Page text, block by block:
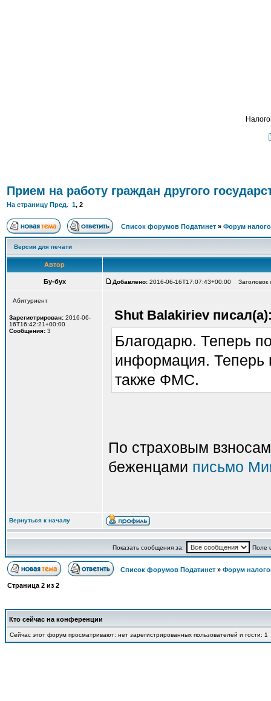
Прием на работу граждан другого
На страницу Пред. 1, 2
Список форумов Податинет » Форум
Версия для печати
Автор
Бу-бух Добавлено: 2016-06-16T17:07:43+00:00 Заголовок
Абитуриент
Зарегистрирован: 2016-06-
16T16:42:21+00:00
Сообщения: 3
Shut Balakiriev
Благодарю. Теперь
информация.
также ФМС.
По страховым
беженцами письмо
Вернуться к началу
Показать сообщения за: Поле
Список форумов Податинет » Форум
Страница 2 из 2
Кто сейчас на конференции
Сейчас этот форум просматривают: нет зарегистрированных пользователей и гости: 1